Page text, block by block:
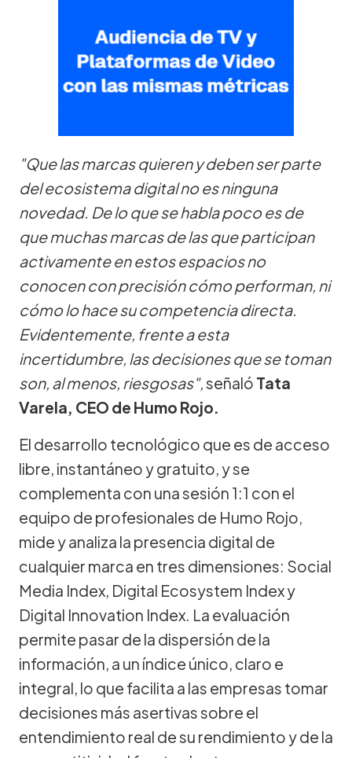
"Que las marcas quieren y deben ser parte
del ecosistema digital no es ninguna
novedad. De lo que se habla poco es de
que muchas marcas de las que participan
activamente en estos espacios no
conocen con precisión cómo performan, ni
cómo lo hace su competencia directa.
Evidentemente, frente a esta
incertidumbre, las decisiones que se toman
son, al menos, riesgosas",señaló Tata
Varela, CEO de Humo Rojo.
El desarrollo tecnológico que es de acceso
libre, instantáneo y gratuito, y se
complementa con una sesión 1:1 con el
equipo de profesionales de Humo Rojo,
mide y analiza la presencia digital de
cualquier marca en tres dimensiones: Social
Media Index, Digital Ecosystem Index y
Digital Innovation Index. La evaluación
permite pasar de la dispersión de la
información, a un índice único, claro e
integral, lo que facilita a las empresas tomar
decisiones más asertivas sobre el
entendimiento real de su rendimiento y de la